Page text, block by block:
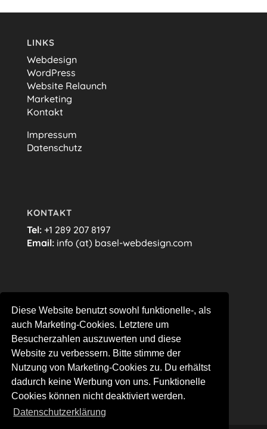
Diese Website benutzt sowohl funktionelle-, als
auch Marketing-Cookies. Letztere um
Besucherzahlen auszuwerten und diese
Website zu verbessern. Bitte stimme der
Nutzung von Marketing-Cookies zu. Du erhältst
dadurch keine Werbung von uns. Funktionelle
Cookies können nicht deaktiviert werden.
Datenschutzerklärung
LINKS
Webdesign
WordPress
Website Relaunch
Marketing
Kontakt
Impressum
Datenschutz
KONTAKT
Tel: +1 289 207 8197
Email: info (at) basel-webdesign.com
FOLGE MIR…